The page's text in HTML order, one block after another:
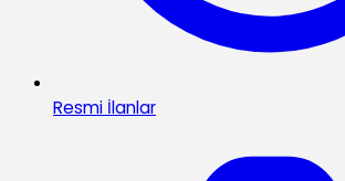
Resmi İlanlar